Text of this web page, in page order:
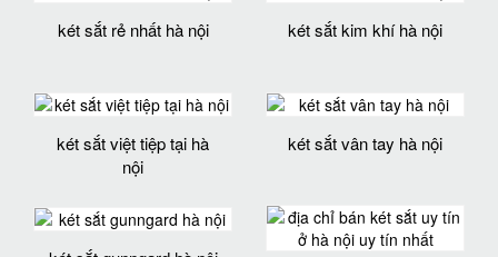
két sắt rẻ nhất hà nội két sắt kim khí hà nội
két sắt việt tiệp tại hà
nội
két sắt vân tay hà nội